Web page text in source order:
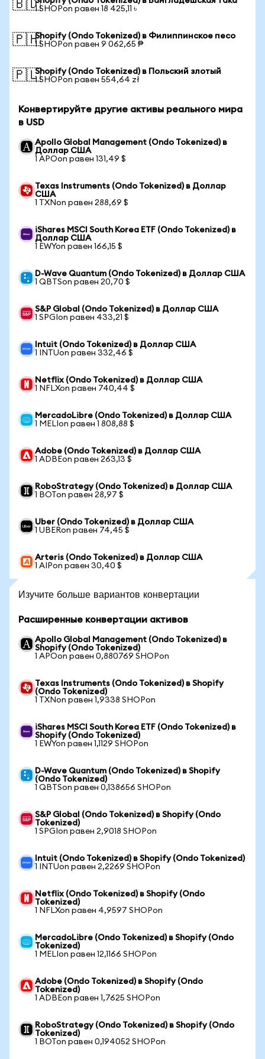
🇧🇩1 SHOPon равен 18 425,11 ৳
🇵🇭Shopify (Ondo Tokenized) в Филиппинское песо
1 SHOPon равен 9 062,65 ₱
🇵🇱Shopify (Ondo Tokenized) в Польский злотый
1 SHOPon равен 554,64 zł
Конвертируйте другие активы реального мира
в USD
Apollo Global Management (Ondo Tokenized) в
Доллар США
1 APOon равен 131,49 $
Texas Instruments (Ondo Tokenized) в Доллар
США
1 TXNon равен 288,69 $
iShares MSCI South Korea ETF (Ondo Tokenized) в
Доллар США
1 EWYon равен 166,15 $
D-Wave Quantum (Ondo Tokenized) в Доллар США
1 QBTSon равен 20,70 $
S&P Global (Ondo Tokenized) в Доллар США
1 SPGIon равен 433,21 $
Intuit (Ondo Tokenized) в Доллар США
1 INTUon равен 332,46 $
Netflix (Ondo Tokenized) в Доллар США
1 NFLXon равен 740,44 $
MercadoLibre (Ondo Tokenized) в Доллар США
1 MELIon равен 1 808,88 $
Adobe (Ondo Tokenized) в Доллар США
1 ADBEon равен 263,13 $
RoboStrategy (Ondo Tokenized) в Доллар США
1 BOTon равен 28,97 $
Uber (Ondo Tokenized) в Доллар США
1 UBERon равен 74,45 $
Arteris (Ondo Tokenized) в Доллар США
1 AIPon равен 30,40 $
Изучите больше вариантов конвертации
Расширенные конвертации активов
Apollo Global Management (Ondo Tokenized) в
Shopify (Ondo Tokenized)
1 APOon равен 0,880769 SHOPon
Texas Instruments (Ondo Tokenized) в Shopify
(Ondo Tokenized)
1 TXNon равен 1,9338 SHOPon
iShares MSCI South Korea ETF (Ondo Tokenized) в
Shopify (Ondo Tokenized)
1 EWYon равен 1,1129 SHOPon
D-Wave Quantum (Ondo Tokenized) в Shopify
(Ondo Tokenized)
1 QBTSon равен 0,138656 SHOPon
S&P Global (Ondo Tokenized) в Shopify (Ondo
Tokenized)
1 SPGIon равен 2,9018 SHOPon
Intuit (Ondo Tokenized) в Shopify (Ondo Tokenized)
1 INTUon равен 2,2269 SHOPon
Netflix (Ondo Tokenized) в Shopify (Ondo
Tokenized)
1 NFLXon равен 4,9597 SHOPon
MercadoLibre (Ondo Tokenized) в Shopify (Ondo
Tokenized)
1 MELIon равен 12,1166 SHOPon
Adobe (Ondo Tokenized) в Shopify (Ondo
Tokenized)
1 ADBEon равен 1,7625 SHOPon
RoboStrategy (Ondo Tokenized) в Shopify (Ondo
Tokenized)
1 BOTon равен 0,194052 SHOPon